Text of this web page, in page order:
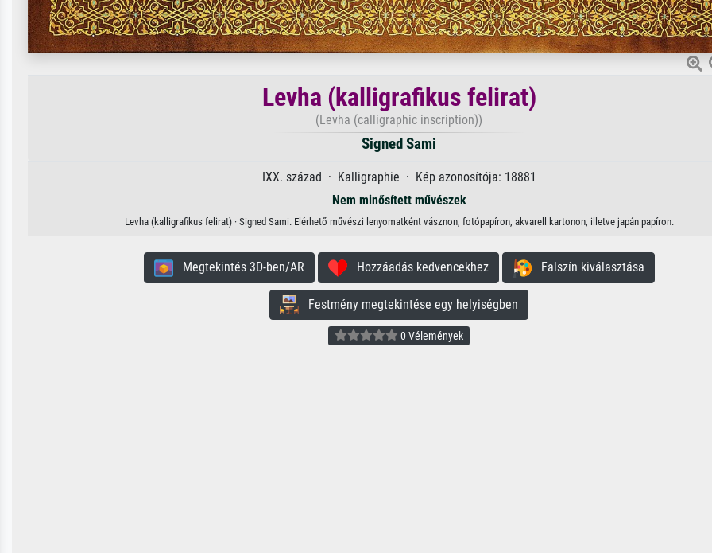
Levha (kalligrafikus felirat)
(Levha (calligraphic inscription))
Signed Sami
IXX. század · Kalligraphie · Kép azonosítója: 18881
Nem minősített művészek
Levha (kalligrafikus felirat) · Signed Sami. Elérhető művészi lenyomatként vásznon, fotópapíron, akvarell kartonon, illetve japán papíron.
Megtekintés 3D-ben/AR Hozzáadás kedvencekhez Falszín kiválasztása
Festmény megtekintése egy helyiségben
0 Vélemények